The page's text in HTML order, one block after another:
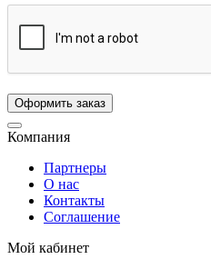
Компания
Партнеры
О нас
Контакты
Соглашение
Мой кабинет